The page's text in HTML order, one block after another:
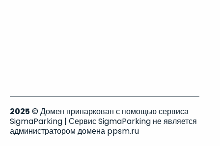
2025 © Домен припаркован с помощью сервиса
SigmaParking | Сервис SigmaParking не является
администратором домена ppsm.ru